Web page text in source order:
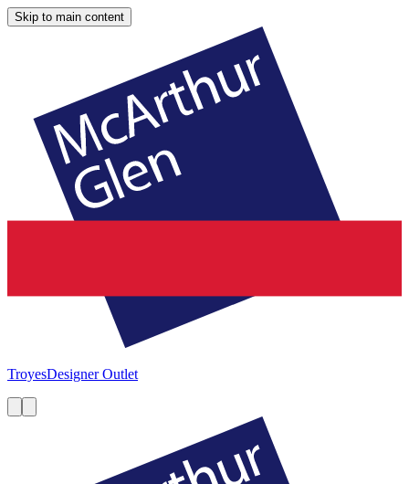
Skip to main content
TroyesDesigner Outlet